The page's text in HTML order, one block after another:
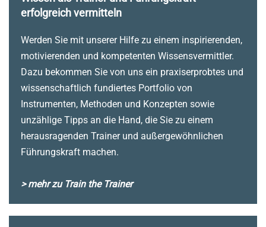
erfolgreich vermitteln
Werden Sie mit unserer Hilfe zu einem inspirierenden,
motivierenden und kompetenten Wissensvermittler.
Dazu bekommen Sie von uns ein praxiserprobtes und
wissenschaftlich fundiertes Portfolio von
Instrumenten, Methoden und Konzepten sowie
unzählige Tipps an die Hand, die Sie zu einem
herausragenden Trainer und außergewöhnlichen
Führungskraft machen.
> mehr zu Train the Trainer